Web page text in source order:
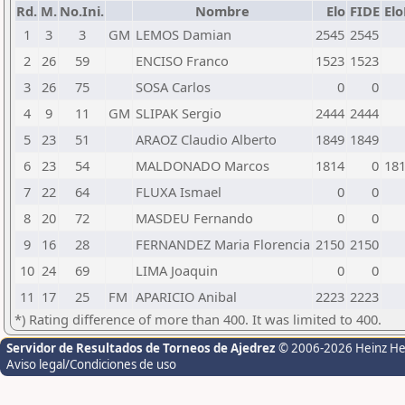
Rd. M. No.Ini. Nombre Elo FIDE
1
3 3 GM LEMOS Damian 2545 2545
2 26 59 ENCISO Franco 1523 1523
3 26 75 SOSA Carlos 0
0
4
9 11 GM SLIPAK Sergio 2444 2444
5 23 51 ARAOZ Claudio Alberto 1849 1849
6 23 54 MALDONADO Marcos 1814 0
7 22 64 FLUXA Ismael 0
0
8 20 72 MASDEU Fernando 0
0
9
16 28 FERNANDEZ Maria Florencia 2150 2150
10 24 69 LIMA Joaquin 0
0
11 17 25 FM APARICIO Anibal 2223 2223
*) Rating difference of more than 400. It was limited to 400.
Servidor de Resultados de Torneos de Ajedrez © 2006-2026 Heinz
Aviso legal/Condiciones de uso